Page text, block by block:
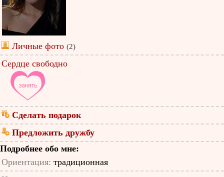
Личные фото (2)
Сердце свободно
Сделать подарок
Предложить дружбу
Подробнее обо мне:
Ориентация: традиционная